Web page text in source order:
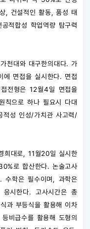
, 건설적인 활동, 품성 태
적합성 학업역량 탐구력
천대와 대구한의대다. 가
에 면접을 실시한다. 면접
전형은 12월4일 면접을
칙으로 하나 필요시 다대
적성 인성/가치관 사고력/
희대로, 11월20일 실시한
로 합산한다. 논술고사
학은 필수이며, 과학은
시한다. 고사시간은 총
과 부등식을 활용해 이차
비급수를 활용해 도형의